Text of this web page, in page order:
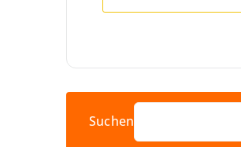
Suchen